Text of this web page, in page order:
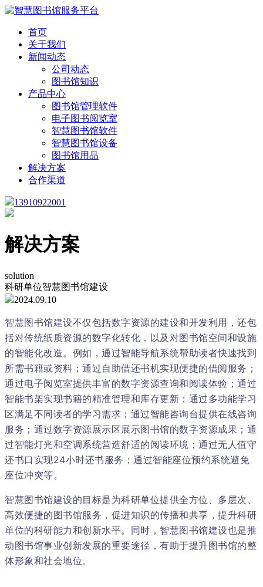
首页
关于我们
新闻动态
公司动态
图书馆知识
产品中心
图书馆管理软件
电子图书阅览室
智慧图书馆软件
智慧图书馆设备
图书馆用品
解决方案
合作渠道
13910922001
解决方案
solution
科研单位智慧图书馆建设
2024.09.10
智慧图书馆建设不仅包括数字资源的建设和开发利用，还包
括对传统纸质资源的数字化转化，以及对图书馆空间和设施
的智能化改造。例如，通过智能导航系统帮助读者快速找到
所需书籍或资料；通过自助借还书机实现便捷的借阅服务；
通过电子阅览室提供丰富的数字资源查询和阅读体验；通过
智能书架实现书籍的精准管理和库存更新；通过多功能学习
区满足不同读者的学习需求；通过智能咨询台提供在线咨询
服务；通过数字资源展示区展示图书馆的数字资源成果；通
过智能灯光和空调系统营造舒适的阅读环境；通过无人值守
还书口实现24小时还书服务；通过智能座位预约系统避免
座位冲突等。
智慧图书馆建设的目标是为科研单位提供全方位、多层次、
高效便捷的图书馆服务，促进知识的传播和共享，提升科研
单位的科研能力和创新水平。同时，智慧图书馆建设也是推
动图书馆事业创新发展的重要途径，有助于提升图书馆的整
体形象和社会地位。